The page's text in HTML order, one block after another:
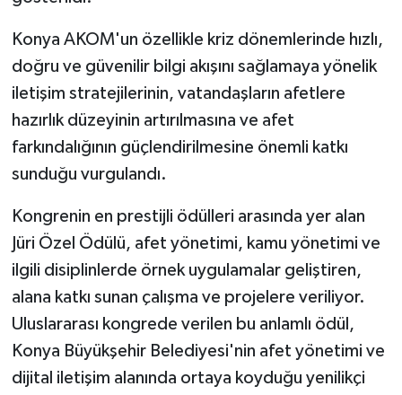
Konya AKOM'un özellikle kriz dönemlerinde hızlı,
doğru ve güvenilir bilgi akışını sağlamaya yönelik
iletişim stratejilerinin, vatandaşların afetlere
hazırlık düzeyinin artırılmasına ve afet
farkındalığının güçlendirilmesine önemli katkı
sunduğu vurgulandı.
Kongrenin en prestijli ödülleri arasında yer alan
Jüri Özel Ödülü, afet yönetimi, kamu yönetimi ve
ilgili disiplinlerde örnek uygulamalar geliştiren,
alana katkı sunan çalışma ve projelere veriliyor.
Uluslararası kongrede verilen bu anlamlı ödül,
Konya Büyükşehir Belediyesi'nin afet yönetimi ve
dijital iletişim alanında ortaya koyduğu yenilikçi